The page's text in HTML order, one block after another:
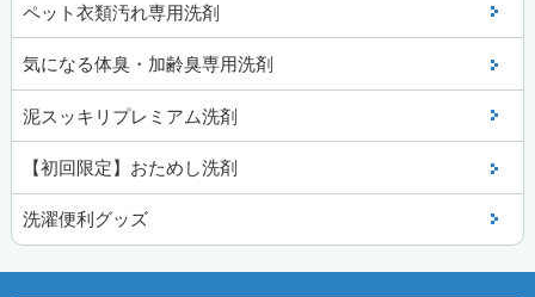
ペット衣類汚れ専用洗剤
気になる体臭・加齢臭専用洗剤
泥スッキリプレミアム洗剤
【初回限定】おためし洗剤
洗濯便利グッズ